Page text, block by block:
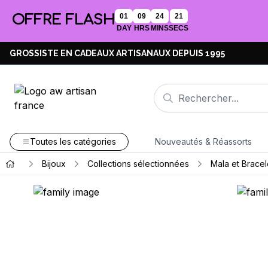
OFFRE FLASH
01
DAY
09
HRS
24
MINS
20
SECS
GROSSISTE EN CADEAUX ARTISANAUX DEPUIS 1995
Toutes les catégories Nouveautés & Réassorts
Bijoux Collections sélectionnées Mala et